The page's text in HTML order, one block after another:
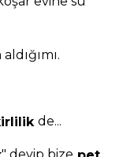
de...